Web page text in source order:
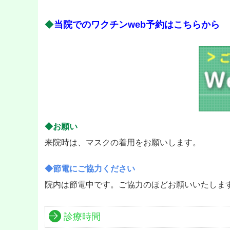
◆当院でのワクチンweb予約はこちらから
◆お願い
来院時は、マスクの着用をお願いします。
◆節電にご協力ください
院内は節電中です。ご協力のほどお願いいたしま
診療時間